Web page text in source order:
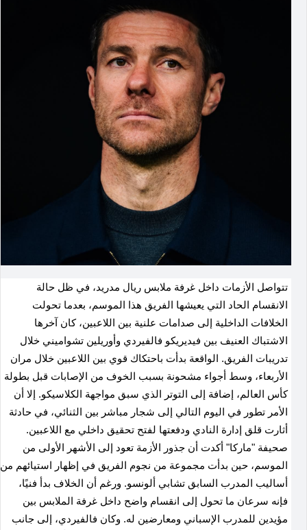
تتواصل الأزمات داخل غرفة ملابس ريال مدريد، في ظل حالة
الانقسام الحاد التي يعيشها الفريق هذا الموسم، بعدما تحولت
الخلافات الداخلية إلى صدامات علنية بين اللاعبين، كان آخرها
الاشتباك العنيف بين فيديريكو فالفيردي وأوريلين تشواميني خلال
تدريبات الفريق. الواقعة بدأت باحتكاك قوي بين اللاعبين خلال مران
الأربعاء، وسط أجواء مشحونة بسبب الخوف من الإصابات قبل بطولة
كأس العالم، إضافة إلى التوتر الذي سبق مواجهة الكلاسيكو. إلا أن
الأمر تطور في اليوم التالي إلى شجار مباشر بين الثنائي، في حادثة
أثارت قلق إدارة النادي ودفعتها لفتح تحقيق داخلي مع اللاعبين.
صحيفة "ماركا" أكدت أن جذور الأزمة تعود إلى الأشهر الأولى من
الموسم، حين بدأت مجموعة من نجوم الفريق في إظهار استيائهم من
أساليب المدرب السابق تشابي ألونسو. ورغم أن الخلاف بدأ فنيًا،
فإنه سرعان ما تحول إلى انقسام واضح داخل غرفة الملابس بين
مؤيدين للمدرب الإسباني ومعارضين له. وكان فالفيردي، إلى جانب